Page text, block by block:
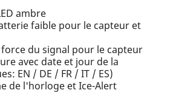
ambre
faible pour le capteur et
du signal pour le capteur
avec date et jour de la
EN / DE / FR / IT / ES)
de l'horloge et Ice-Alert